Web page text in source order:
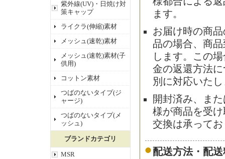
紫外線(UV)・日焼け対
策キャップ
ライクラ(伸縮)素材
メッシュ(速乾)素材
メッシュ(速乾)素材(子
供用)
コットン素材
つばのないタイプ(ジ
ャージ)
つばのないタイプ(メ
ッシュ)
ブランドカテゴリ
MSR
ます。
お届け時の商
品の場合、商
します。この
金の返還方法
別に対応いた
開封済み、ま
様が商品を受
交換は承って
配送方法・配